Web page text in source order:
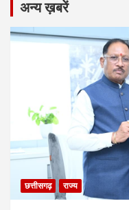
अन्य ख़बरें
छत्तीसगढ़ राज्य